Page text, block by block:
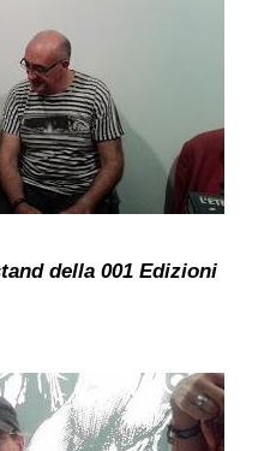
della 001 Edizioni